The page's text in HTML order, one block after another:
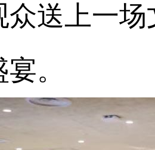
众送上一
。